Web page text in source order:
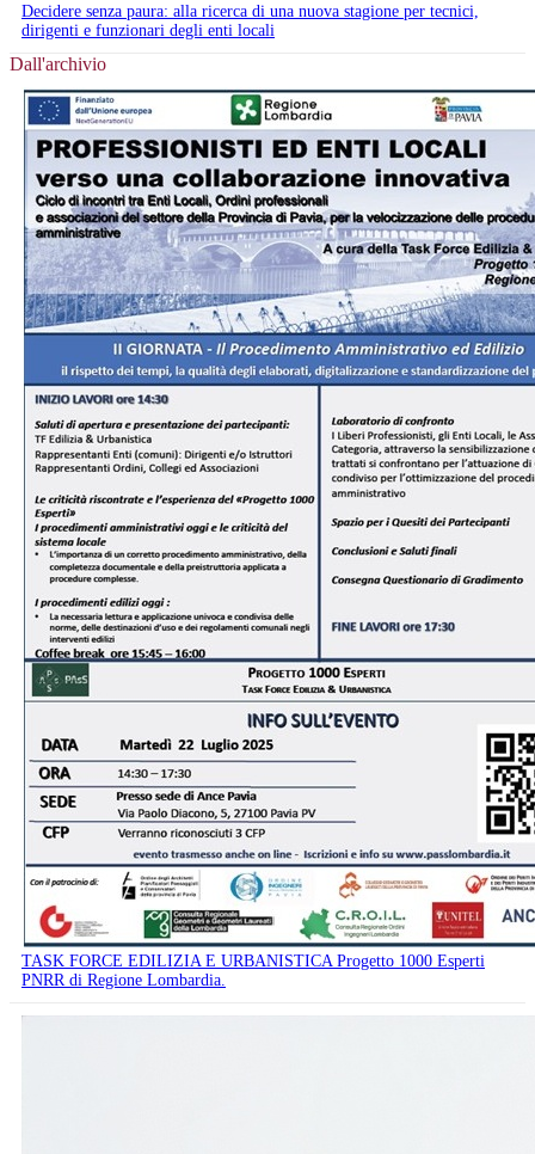
Decidere senza paura: alla ricerca di una nuova stagione per tecnici,
dirigenti e funzionari degli enti locali
Dall'archivio
TASK FORCE EDILIZIA E URBANISTICA Progetto 1000 Esperti
PNRR di Regione Lombardia.